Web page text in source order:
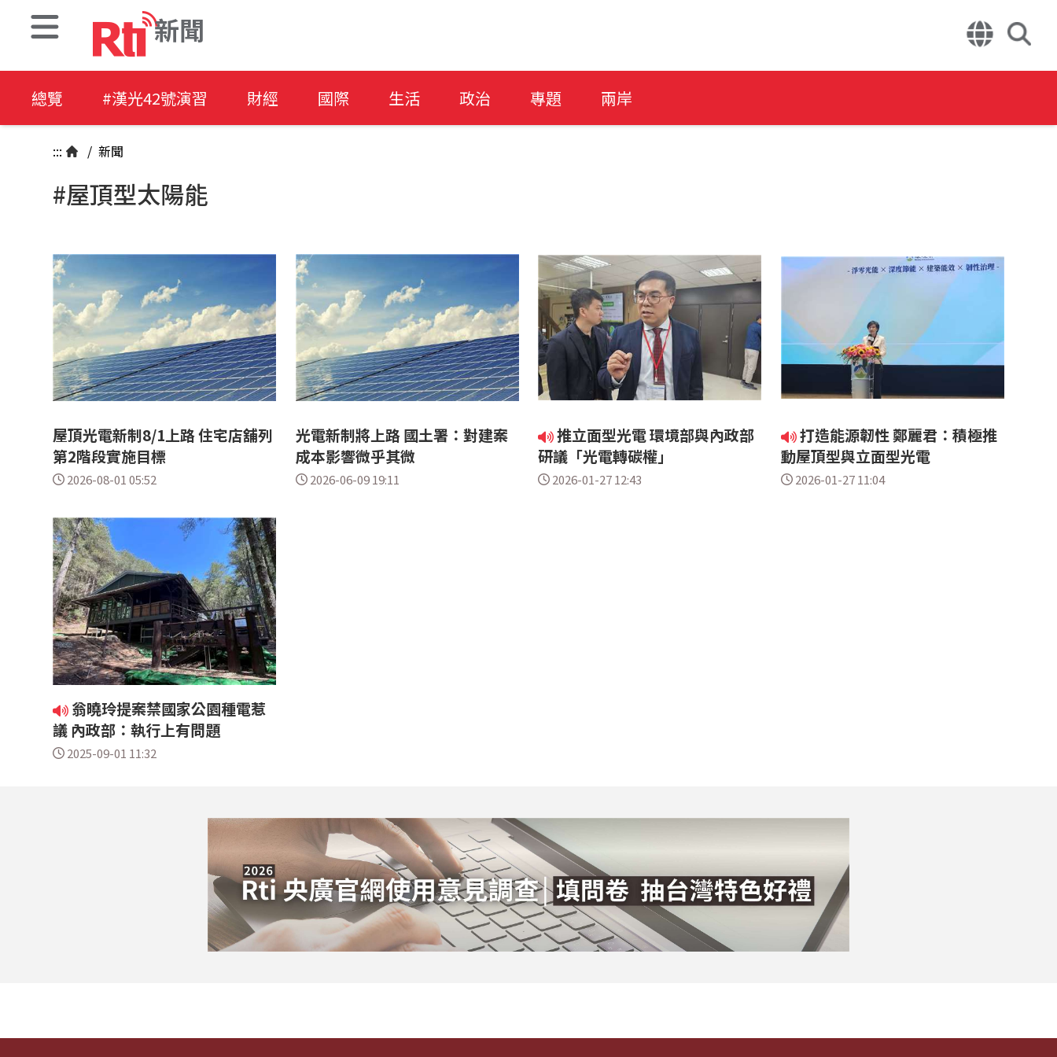
新聞
總覽 #漢光42號演習 財經 國際 生活 政治 專題 兩岸
::: / 新聞
#屋頂型太陽能
屋頂光電新制8/1上路 住宅店舖列
第2階段實施目標
2026-08-01 05:52
光電新制將上路 國土署：對建案
成本影響微乎其微
2026-06-09 19:11
推立面型光電 環境部與內政部
研議「光電轉碳權」
2026-01-27 12:43
打造能源韌性 鄭麗君：積極推
動屋頂型與立面型光電
2026-01-27 11:04
翁曉玲提案禁國家公園種電惹
議 內政部：執行上有問題
2025-09-01 11:32